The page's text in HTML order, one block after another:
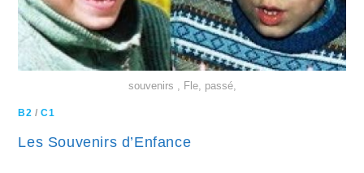
souvenirs , Fle, passé,
B2 /C1
Les Souvenirs d’Enfance